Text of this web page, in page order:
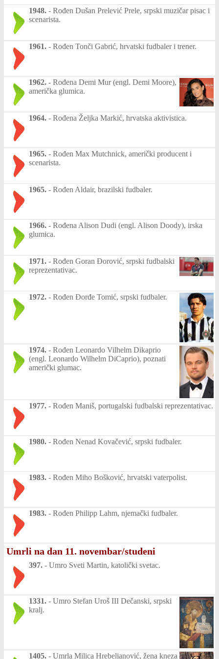
1948. - Rođen Dušan Prelević Prele, srpski muzičar pisac i
scenarista.
1961. - Rođen Tonči Gabrić, hrvatski fudbaler i trener.
1962. - Rođena Demi Mur (engl. Demi Moore),
američka glumica.
1964. - Rođena Željka Markić, hrvatska aktivistica.
1965. - Rođen Max Mutchnick, američki producent i
scenarista.
1965. - Rođen Aldair, brazilski fudbaler.
1966. - Rođena Alison Dudi (engl. Alison Doody), irska
glumica.
1971. - Rođen Goran Đorović, srpski fudbalski
reprezentativac.
1972. - Rođen Đorđe Tomić, srpski fudbaler.
1974. - Rođen Leonardo Vilhelm Dikaprio
(engl. Leonardo Wilhelm DiCaprio), poznati
američki glumac.
1977. - Rođen Maniš, portugalski fudbalski reprezentativac.
1980. - Rođen Nenad Kovačević, srpski fudbaler.
1983. - Rođen Miho Bošković, hrvatski vaterpolist.
1983. - Rođen Philipp Lahm, njemački fudbaler.
Umrli na dan 11. novembar/studeni
397. - Umro Sveti Martin, katolički svetac.
1331. - Umro Stefan Uroš III Dečanski, srpski
kralj.
1405. - Umrla Milica Hrebeljanović, žena kneza